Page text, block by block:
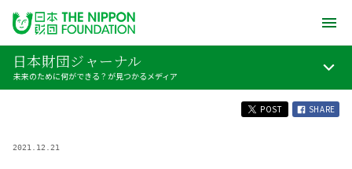
日本財団ジャーナル
未来のために何ができる？が見つかるメディア
POST SHARE
2021.12.21